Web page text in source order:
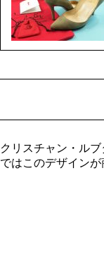
クリスチャン・ル
ではこのデザインが